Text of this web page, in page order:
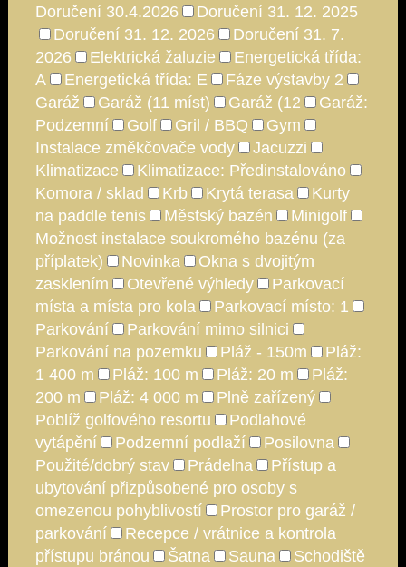
Doručení 30.4.2026
Doručení 31. 12. 2025
Doručení 31. 12. 2026
Doručení 31. 7.
2026
Elektrická žaluzie
Energetická třída:
A
Energetická třída: E
Fáze výstavby 2
Garáž
Garáž (11 míst) Garáž (12
Garáž:
Podzemní
Golf Gril / BBQ
Gym
Instalace změkčovače vody
Jacuzzi
Klimatizace
Klimatizace: Předinstalováno
Komora / sklad
Krb Krytá terasa
Kurty
na paddle tenis
Městský bazén
Minigolf
Možnost instalace soukromého bazénu (za
příplatek)
Novinka
Okna s dvojitým
zasklením
Otevřené výhledy
Parkovací
místa a místa pro kola
Parkovací místo: 1
Parkování
Parkování mimo silnici
Parkování na pozemku
Pláž - 150m
Pláž:
1 400 m
Pláž: 100 m Pláž: 20 m
Pláž:
200 m
Pláž: 4 000 m
Plně zařízený
Poblíž golfového resortu
Podlahové
vytápění
Podzemní podlaží
Posilovna
Použité/dobrý stav
Prádelna
Přístup a
ubytování přizpůsobené pro osoby s
omezenou pohyblivostí
Prostor pro garáž /
parkování
Recepce / vrátnice a kontrola
přístupu bránou
Šatna Sauna
Schodiště